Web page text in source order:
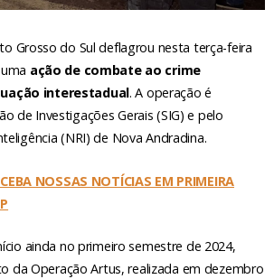
Grosso do Sul deflagrou nesta terça-feira
ação de combate ao crime
interestadual. A operação é
de Investigações Gerais (SIG) e pelo
(NRI) de Nova Andradina.
NOSSAS NOTÍCIAS EM PRIMEIRA
ainda no primeiro semestre de 2024,
da Operação Artus, realizada em dezembro